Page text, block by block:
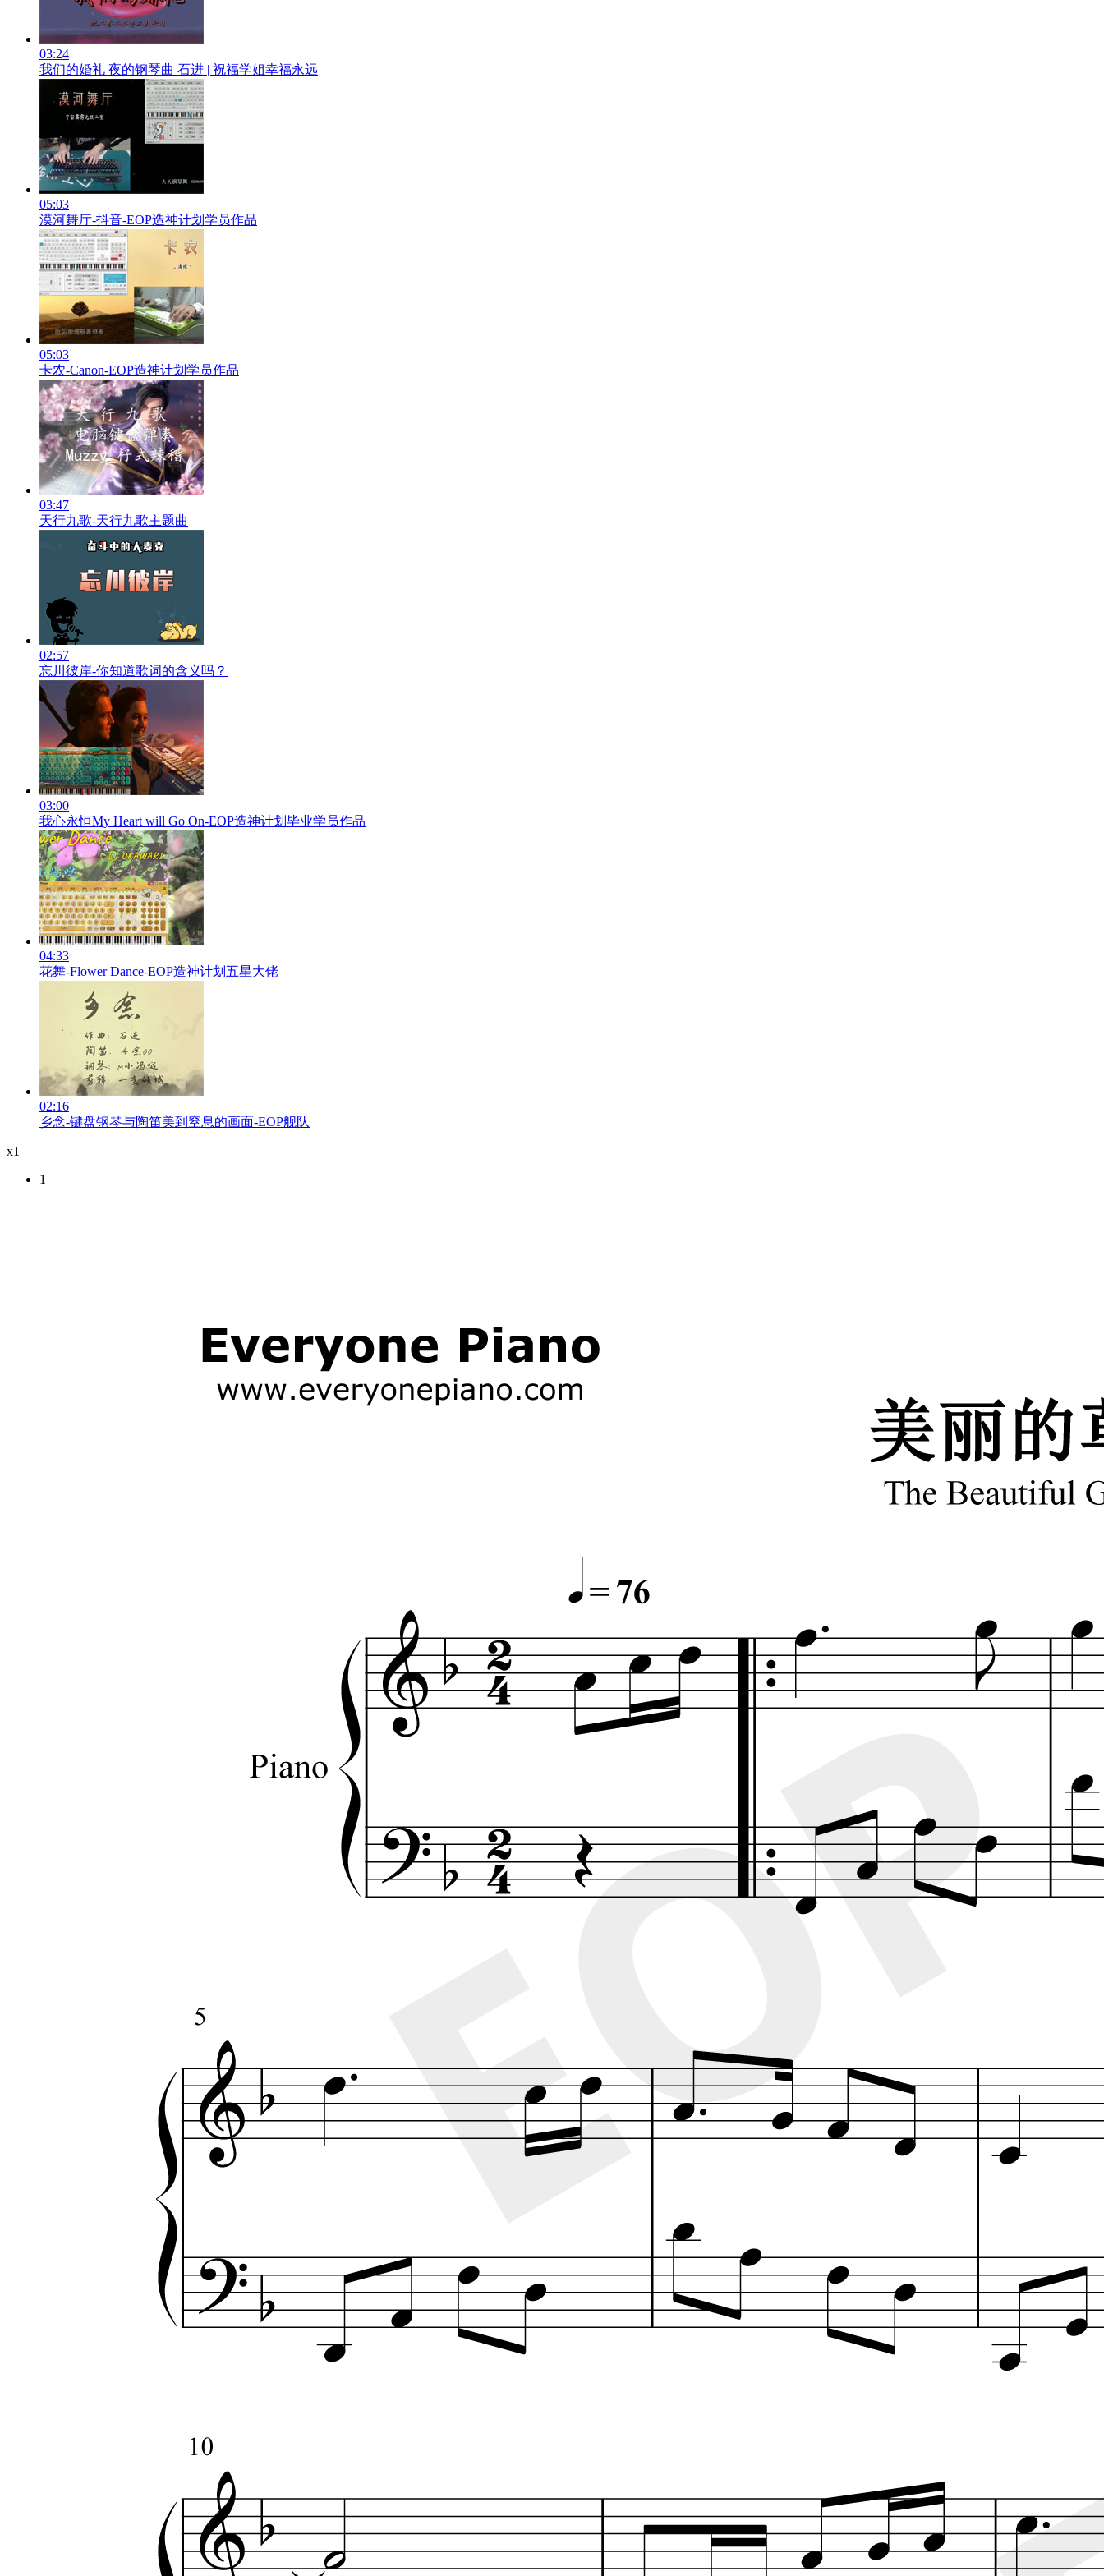
03:24
我们的婚礼 夜的钢琴曲 石进 | 祝福学姐幸福永远
05:03
漠河舞厅-抖音-EOP造神计划学员作品
05:03
卡农-Canon-EOP造神计划学员作品
03:47
天行九歌-天行九歌主题曲
02:57
忘川彼岸-你知道歌词的含义吗？
03:00
我心永恒My Heart will Go On-EOP造神计划毕业学员作品
04:33
花舞-Flower Dance-EOP造神计划五星大佬
02:16
乡念-键盘钢琴与陶笛美到窒息的画面-EOP舰队
x1
1